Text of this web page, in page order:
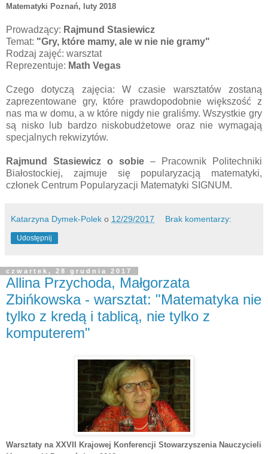
Matematyki Poznań, luty 2018
Prowadzący: Rajmund Stasiewicz
Temat: "Gry, które mamy, ale w nie nie gramy"
Rodzaj zajęć: warsztat
Reprezentuje: Math Vegas
Czego dotyczą zajęcia: W czasie warsztatów zostaną
zaprezentowane gry, które prawdopodobnie większość z
nas ma w domu, a w które nigdy nie graliśmy. Wszystkie gry
są nisko lub bardzo niskobudżetowe oraz nie wymagają
specjalnych rekwizytów.
Rajmund Stasiewicz o sobie – Pracownik Politechniki
Białostockiej, zajmuje się popularyzacją matematyki,
członek Centrum Popularyzacji Matematyki SIGNUM.
Katarzyna Dymek-Polek o 12/29/2017 Brak komentarzy:
Udostępnij
czwartek, 28 grudnia 2017
Allina Przychoda, Małgorzata
Zbińkowska - warsztat: "Matematyka nie
tylko z kredą i tablicą, nie tylko z
komputerem"
Warsztaty na XXVII Krajowej Konferencji Stowarzyszenia Nauczycieli